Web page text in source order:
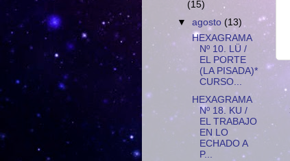
(15)
▼agosto(13)
HEXAGRAMA
Nº 10. LÜ /
EL PORTE
(LA PISADA)*
CURSO...
HEXAGRAMA
Nº 18. KU /
EL TRABAJO
EN LO
ECHADO A
P...